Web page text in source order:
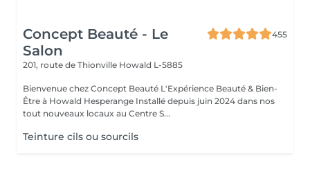
Concept Beauté - Le
Salon
455
201, route de Thionville Howald L-5885
Bienvenue chez Concept Beauté L'Expérience Beauté & Bien-
Être à Howald Hesperange Installé depuis juin 2024 dans nos
tout nouveaux locaux au Centre S...
Teinture cils ou sourcils